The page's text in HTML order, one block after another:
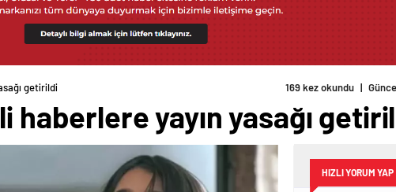
getirildi 169 kez okundu |
haberlere yayın yasağı
HIZLI YORUM YAP